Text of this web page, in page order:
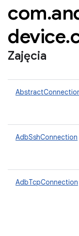
com.
device.
Zajęcia
AdbSshConnection
AdbTcpConnection